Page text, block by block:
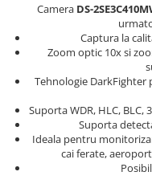
Camera DS-
Captura la
Zoom optic 10x si
Tehnologie
Suporta WDR, HLC, BLC,
Suporta
Ideala pentru
cai ferate,